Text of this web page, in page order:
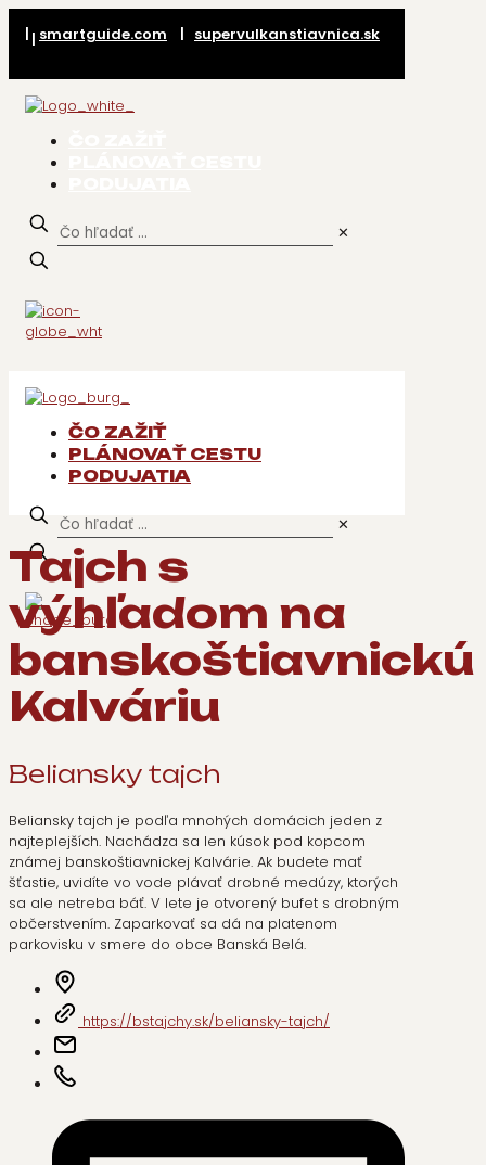
| smartguide.com | supervulkanstiavnica.sk
|
✕
ČO ZAŽIŤ
PLÁNOVAŤ CESTU
PODUJATIA
✕
Tajch s
výhľadom na
banskoštiavnickú
Kalváriu
Beliansky tajch
Beliansky tajch je podľa mnohých domácich jeden z
najteplejších. Nachádza sa len kúsok pod kopcom
známej banskoštiavnickej Kalvárie. Ak budete mať
šťastie, uvidíte vo vode plávať drobné medúzy, ktorých
sa ale netreba báť. V lete je otvorený bufet s drobným
občerstvením. Zaparkovať sa dá na platenom
parkovisku v smere do obce Banská Belá.
https://bstajchy.sk/beliansky-tajch/